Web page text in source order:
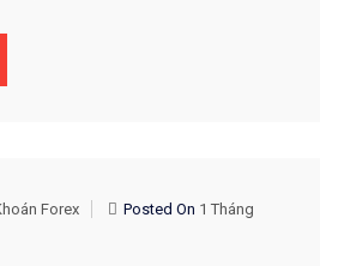
Forex Posted On 1 Tháng